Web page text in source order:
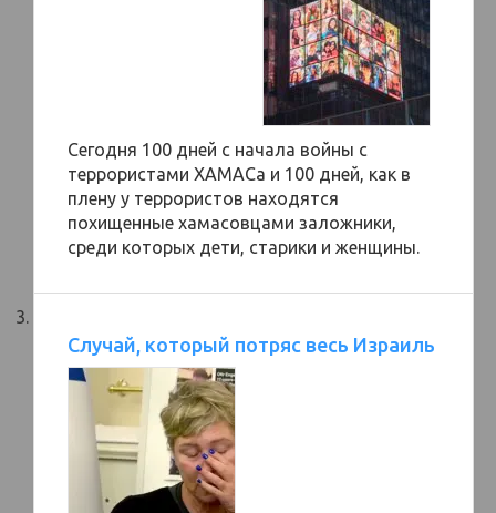
Сегодня 100 дней с начала войны с
террористами ХАМАСа и 100 дней, как в
плену у террористов находятся
похищенные хамасовцами заложники,
среди которых дети, старики и женщины.
Случай, который потряс весь Израиль